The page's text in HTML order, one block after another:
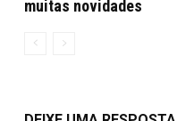
muitas novidades